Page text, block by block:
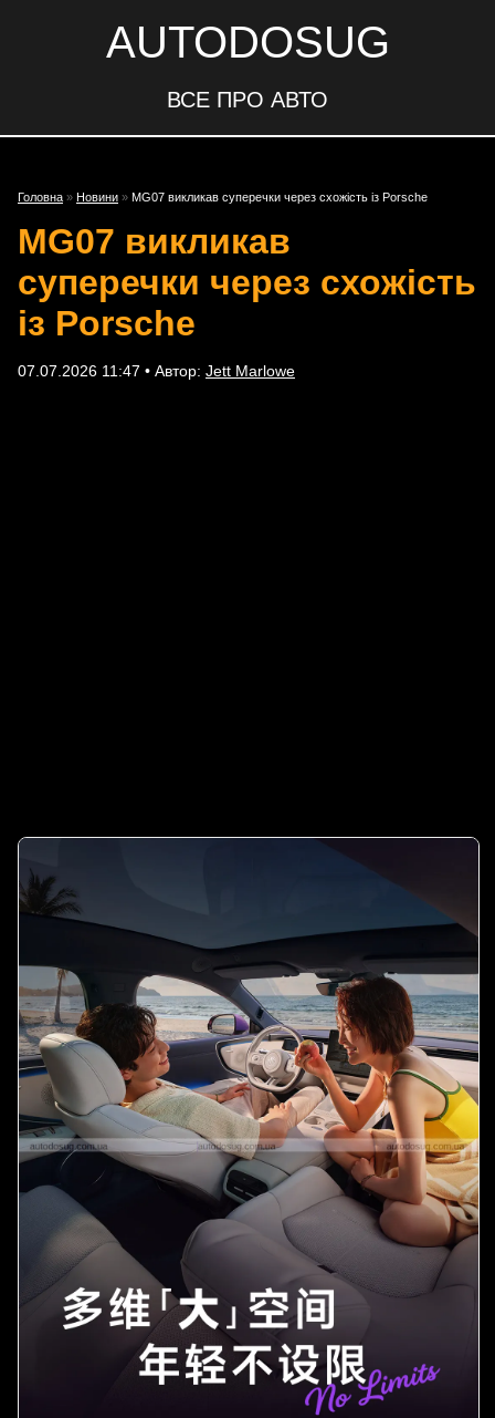
AUTODOSUG
ВСЕ ПРО АВТО
Головна » Новини » MG07 викликав суперечки через схожість із Porsche
MG07 викликав
суперечки через схожість
із Porsche
07.07.2026 11:47 • Автор: Jett Marlowe